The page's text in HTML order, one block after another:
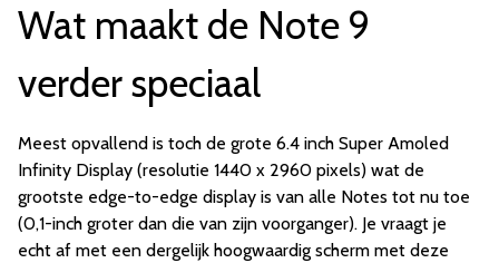
Wat maakt de Note 9
verder speciaal
Meest opvallend is toch de grote 6.4 inch Super Amoled
Infinity Display (resolutie 1440 x 2960 pixels) wat de
grootste edge-to-edge display is van alle Notes tot nu toe
(0,1-inch groter dan die van zijn voorganger). Je vraagt je
echt af met een dergelijk hoogwaardig scherm met deze